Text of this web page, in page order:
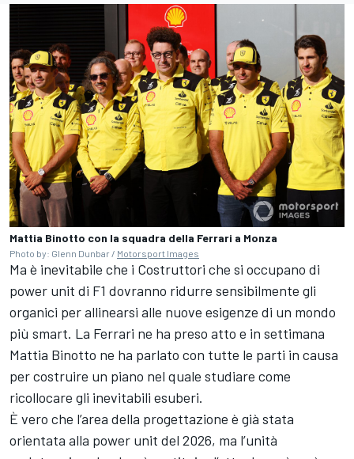
Mattia Binotto con la squadra della Ferrari a Monza
Photo by: Glenn Dunbar / Motorsport Images
Ma è inevitabile che i Costruttori che si occupano di
power unit di F1 dovranno ridurre sensibilmente gli
organici per allinearsi alle nuove esigenze di un mondo
più smart. La Ferrari ne ha preso atto e in settimana
Mattia Binotto ne ha parlato con tutte le parti in causa
per costruire un piano nel quale studiare come
ricollocare gli inevitabili esuberi.
È vero che l’area della progettazione è già stata
orientata alla power unit del 2026, ma l’unità